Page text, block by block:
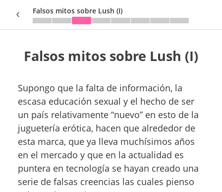
Falsos mitos sobre Lush (I)
Falsos mitos sobre Lush (I)
Supongo que la falta de información, la
escasa educación sexual y el hecho de ser
un país relativamente “nuevo” en esto de la
juguetería erótica, hacen que alrededor de
esta marca, que ya lleva muchísimos años
en el mercado y que en la actualidad es
puntera en tecnología se hayan creado una
serie de falsas creencias las cuales pienso